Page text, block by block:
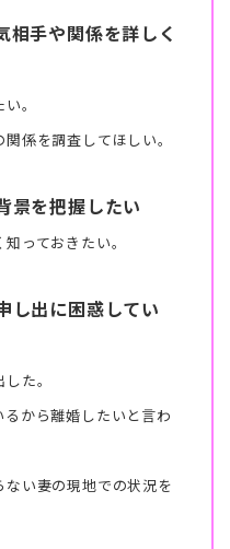
相手や関係を詳しく
。
係を調査してほしい。
景を把握したい
っておきたい。
し出に困惑してい
た。
から離婚したいと言わ
い妻の現地での状況を